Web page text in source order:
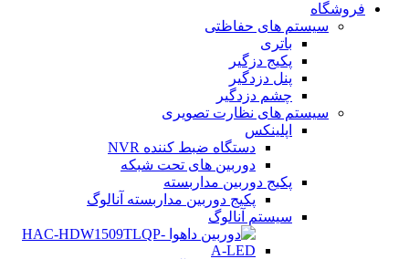
فروشگاه
سیستم های حفاظتی
باتری
پکیج دزگیر
پنل دزدگیر
چشم دزدگیر
سیستم های نظارت تصویری
اپلینکس
دستگاه ضبط کننده NVR
دوربین های تحت شبکه
پکیج دوربین مداربسته
پکیج دوربین مداربسته آنالوگ
سیستم آنالوگ